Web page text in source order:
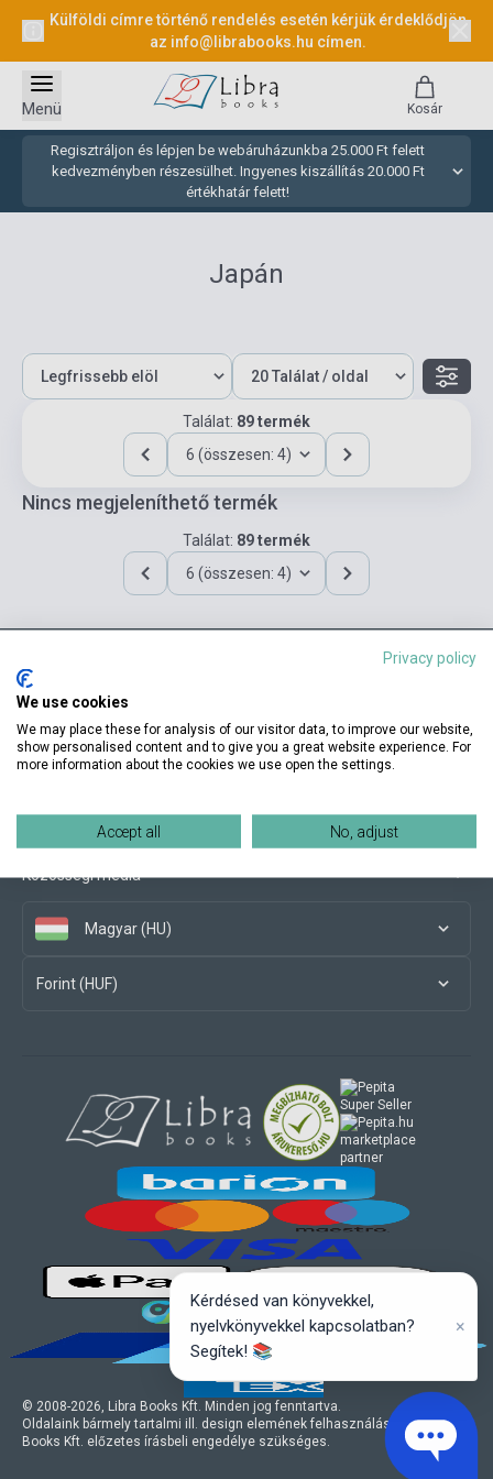
Külföldi címre történő rendelés esetén kérjük érdeklődjön
az info@librabooks.hu címen.
Regisztráljon és lépjen be webáruházunkba 25.000 Ft felett
kedvezményben részesülhet. Ingyenes kiszállítás 20.000 Ft
értékhatár felett!
Menü Kosár
Japán
Találat: 89 termék
6 (összesen: 4)
Nincs megjeleníthető termék
Találat: 89 termék
6 (összesen: 4)
Elérhetőségeink
Közösségi média
Magyar (HU)
Forint (HUF)
© 2008-2026, Libra Books Kft. Minden jog fenntartva.
Oldalaink bármely tartalmi ill. design elemének felhasználásához a Libra
Books Kft. előzetes írásbeli engedélye szükséges.
marketplace
partner
Privacy policy
We use cookies
We may place these for analysis of our visitor data, to improve our website,
show personalised content and to give you a great website experience. For
more information about the cookies we use open the settings.
Accept all No, adjust
Kérdésed van könyvekkel,
nyelvkönyvekkel kapcsolatban?
Segítek! 📚
×